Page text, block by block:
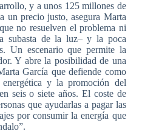
, y aunos 125millones de
a un precio justo,asegura Marta
quenoresuelven elproblema ni
subasta de la luz– y la poca
. Un escenario que permitela
. Y abrela posibilidad de una
García que defiende como
energética y lapromoción del
en seisosiete años. El costede
que ayudarlas a pagar las
por consumirlaenergía que
.